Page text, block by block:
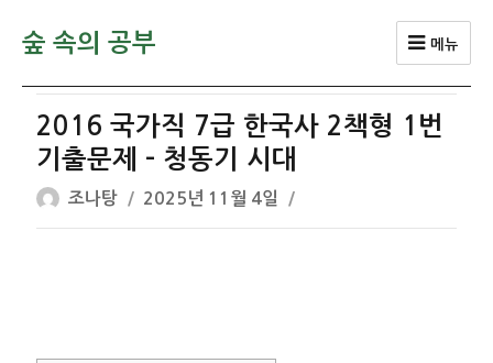
숲 속의 공부 메뉴
2016 국가직 7급 한국사 2책형 1번
기출문제 – 청동기 시대
글
쓴
조나탕
작
성
2025년 11월 4일